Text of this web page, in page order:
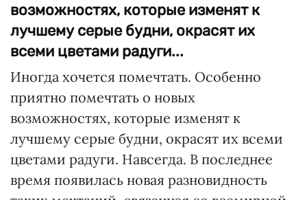
возможностях, которые изменят к
лучшему серые будни, окрасят их
всеми цветами радуги...
Иногда хочется помечтать. Особенно
приятно помечтать о новых
возможностях, которые изменят к
лучшему серые будни, окрасят их всеми
цветами радуги. Навсегда. В последнее
время появилась новая разновидность